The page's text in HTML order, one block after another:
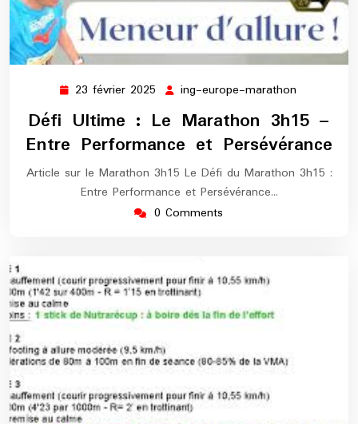
23 février 2025 23
février
2025
ing-europe-marathon
europe-
marathon
Défi Ultime : Le Marathon 3h15 –
Entre Performance et Persévérance
Article sur le Marathon 3h15 Le Défi du Marathon 3h15 :
Entre Performance et Persévérance…
0 Comments